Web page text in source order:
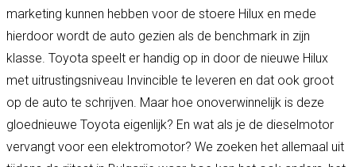
marketing kunnen hebben voor de stoere Hilux en mede
hierdoor wordt de auto gezien als de benchmark in zijn
klasse. Toyota speelt er handig op in door de nieuwe Hilux
met uitrustingsniveau Invincible te leveren en dat ook groot
op de auto te schrijven. Maar hoe onoverwinnelijk is deze
gloednieuwe Toyota eigenlijk? En wat als je de dieselmotor
vervangt voor een elektromotor? We zoeken het allemaal uit